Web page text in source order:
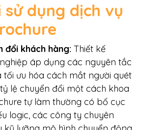
sử dụng dịch vụ
đổi khách hàng: Thiết kế
áp dụng các nguyên tắc
ưu hóa cách mắt người quét
lệ chuyển đổi một cách khoa
tự làm thường có bố cục
logic, các công ty chuyên